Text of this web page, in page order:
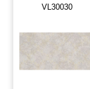
VL30030